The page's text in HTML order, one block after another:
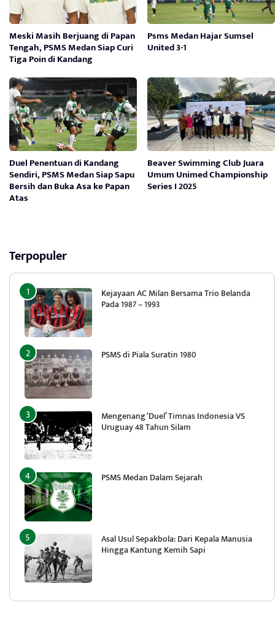
Meski Masih Berjuang di Papan
Tengah, PSMS Medan Siap Curi
Tiga Poin di Kandang
Psms Medan Hajar Sumsel
United 3-1
Duel Penentuan di Kandang
Sendiri, PSMS Medan Siap Sapu
Bersih dan Buka Asa ke Papan
Atas
Beaver Swimming Club Juara
Umum Unimed Championship
Series I 2025
Terpopuler
Kejayaan AC Milan Bersama Trio Belanda
Pada 1987 – 1993
PSMS di Piala Suratin 1980
Mengenang ‘Duel’ Timnas Indonesia VS
Uruguay 48 Tahun Silam
PSMS Medan Dalam Sejarah
Asal Usul Sepakbola: Dari Kepala Manusia
Hingga Kantung Kemih Sapi